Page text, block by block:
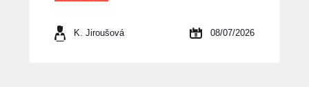
K. Jiroušová 08/07/2026